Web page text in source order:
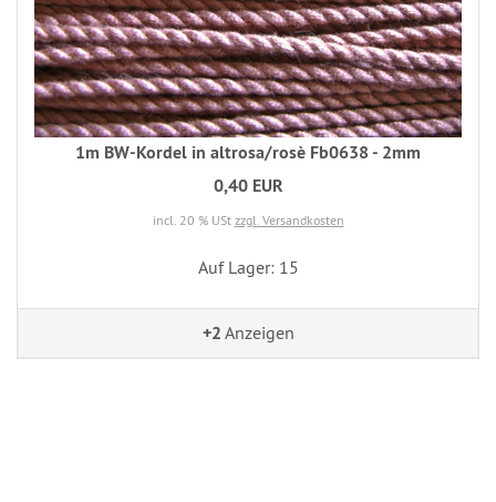
1m BW-Kordel in altrosa/rosè Fb0638 - 2mm
0,40 EUR
incl. 20 % USt zzgl. Versandkosten
Auf Lager: 15
+2 Anzeigen